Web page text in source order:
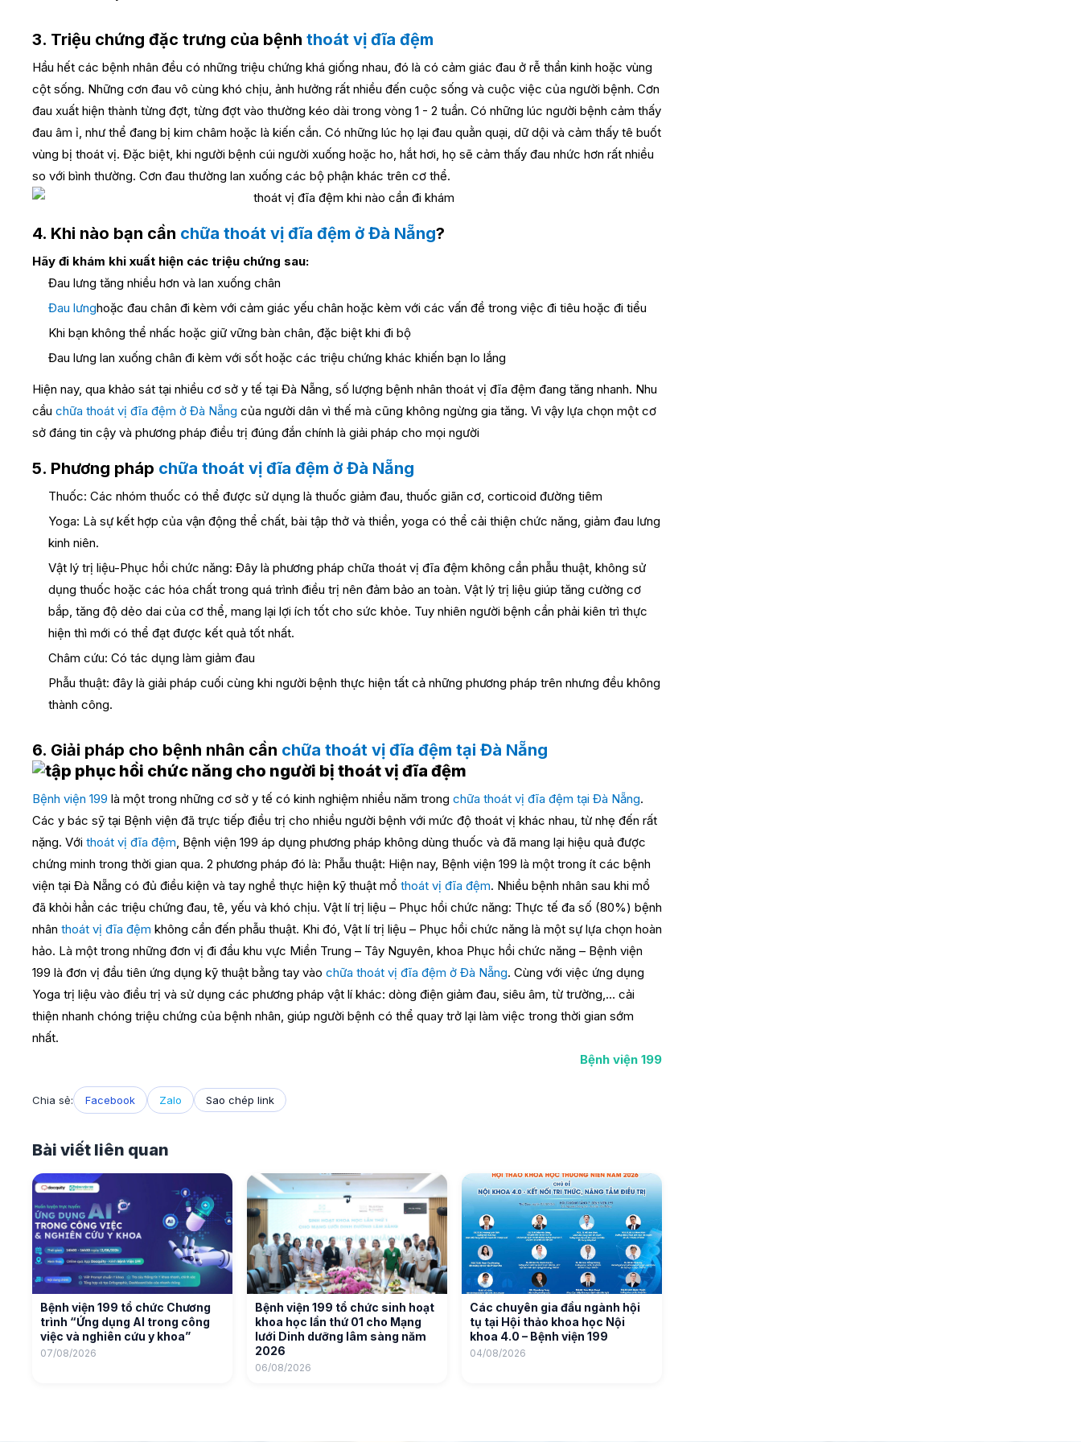
3. Triệu chứng đặc trưng của bệnh thoát vị đĩa đệm
Hầu hết các bệnh nhân đều có những triệu chứng khá giống nhau, đó là có cảm giác đau ở rễ thần kinh hoặc vùng
cột sống. Những cơn đau vô cùng khó chịu, ảnh hưởng rất nhiều đến cuộc sống và cuộc việc của người bệnh. Cơn
đau xuất hiện thành từng đợt, từng đợt vào thường kéo dài trong vòng 1 - 2 tuần. Có những lúc người bệnh cảm thấy
đau âm ỉ, như thể đang bị kim châm hoặc là kiến cắn. Có những lúc họ lại đau quằn quại, dữ dội và cảm thấy tê buốt
vùng bị thoát vị. Đặc biệt, khi người bệnh cúi người xuống hoặc ho, hắt hơi, họ sẽ cảm thấy đau nhức hơn rất nhiều
so với bình thường. Cơn đau thường lan xuống các bộ phận khác trên cơ thể.
4. Khi nào bạn cần chữa thoát vị đĩa đệm ở Đà Nẵng?
Hãy đi khám khi xuất hiện các triệu chứng sau:
Đau lưng tăng nhiều hơn và lan xuống chân
Đau lưnghoặc đau chân đi kèm với cảm giác yếu chân hoặc kèm với các vấn đề trong việc đi tiêu hoặc đi tiểu
Khi bạn không thể nhấc hoặc giữ vững bàn chân, đặc biệt khi đi bộ
Đau lưng lan xuống chân đi kèm với sốt hoặc các triệu chứng khác khiến bạn lo lắng
Hiện nay, qua khảo sát tại nhiều cơ sở y tế tại Đà Nẵng, số lượng bệnh nhân thoát vị đĩa đệm đang tăng nhanh. Nhu
cầu chữa thoát vị đĩa đệm ở Đà Nẵng của người dân vì thế mà cũng không ngừng gia tăng. Vì vậy lựa chọn một cơ
sở đáng tin cậy và phương pháp điều trị đúng đắn chính là giải pháp cho mọi người
5. Phương pháp chữa thoát vị đĩa đệm ở Đà Nẵng
Thuốc: Các nhóm thuốc có thể được sử dụng là thuốc giảm đau, thuốc giãn cơ, corticoid đường tiêm
Yoga: Là sự kết hợp của vận động thể chất, bài tập thở và thiền, yoga có thể cải thiện chức năng, giảm đau lưng
kinh niên.
Vật lý trị liệu-Phục hồi chức năng: Đây là phương pháp chữa thoát vị đĩa đệm không cần phẫu thuật, không sử
dụng thuốc hoặc các hóa chất trong quá trình điều trị nên đảm bảo an toàn. Vật lý trị liệu giúp tăng cường cơ
bắp, tăng độ dẻo dai của cơ thể, mang lại lợi ích tốt cho sức khỏe. Tuy nhiên người bệnh cần phải kiên trì thực
hiện thì mới có thể đạt được kết quả tốt nhất.
Châm cứu: Có tác dụng làm giảm đau
Phẫu thuật: đây là giải pháp cuối cùng khi người bệnh thực hiện tất cả những phương pháp trên nhưng đều không
thành công.
6. Giải pháp cho bệnh nhân cần chữa thoát vị đĩa đệm tại Đà Nẵng
Bệnh viện 199 là một trong những cơ sở y tế có kinh nghiệm nhiều năm trong chữa thoát vị đĩa đệm tại Đà Nẵng.
Các y bác sỹ tại Bệnh viện đã trực tiếp điều trị cho nhiều người bệnh với mức độ thoát vị khác nhau, từ nhẹ đến rất
nặng. Với thoát vị đĩa đệm, Bệnh viện 199 áp dụng phương pháp không dùng thuốc và đã mang lại hiệu quả được
chứng minh trong thời gian qua. 2 phương pháp đó là: Phẫu thuật: Hiện nay, Bệnh viện 199 là một trong ít các bệnh
viện tại Đà Nẵng có đủ điều kiện và tay nghề thực hiện kỹ thuật mổ thoát vị đĩa đệm. Nhiều bệnh nhân sau khi mổ
đã khỏi hẳn các triệu chứng đau, tê, yếu và khó chịu. Vật lí trị liệu – Phục hồi chức năng: Thực tế đa số (80%) bệnh
nhân thoát vị đĩa đệm không cần đến phẫu thuật. Khi đó, Vật lí trị liệu – Phục hồi chức năng là một sự lựa chọn hoàn
hảo. Là một trong những đơn vị đi đầu khu vực Miền Trung – Tây Nguyên, khoa Phục hồi chức năng – Bệnh viện
199 là đơn vị đầu tiên ứng dụng kỹ thuật bằng tay vào chữa thoát vị đĩa đệm ở Đà Nẵng. Cùng với việc ứng dụng
Yoga trị liệu vào điều trị và sử dụng các phương pháp vật lí khác: dòng điện giảm đau, siêu âm, từ trường,… cải
thiện nhanh chóng triệu chứng của bệnh nhân, giúp người bệnh có thể quay trở lại làm việc trong thời gian sớm
nhất.
Bệnh viện 199
Chia sẻ: Facebook Zalo Sao chép link
Bài viết liên quan
Bệnh viện 199 tổ chức Chương
trình “Ứng dụng AI trong công
việc và nghiên cứu y khoa”
07/08/2026
Bệnh viện 199 tổ chức sinh hoạt
khoa học lần thứ 01 cho Mạng
lưới Dinh dưỡng lâm sàng năm
2026
06/08/2026
Các chuyên gia đầu ngành hội
tụ tại Hội thảo khoa học Nội
khoa 4.0 – Bệnh viện 199
04/08/2026